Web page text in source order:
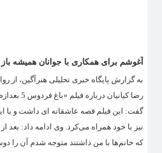
آغوشم برای همکاری با جوانان همیشه
به گزارش پایگاه خبری تحلیلی هنرآگین، از
رضا
گفت: این فیلم قصه عاشقانه ای داشت و با
نیز با خود همراه می‌کرد. وی ادامه داد: بعد
که خانم‌ها با من داشتند متوجه شدم آن را